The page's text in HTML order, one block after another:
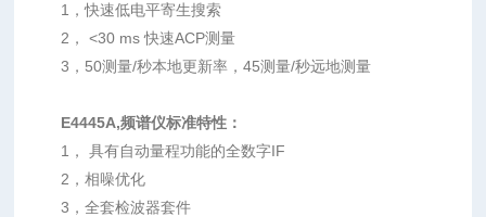
1，快速低电平寄生搜索
2， <30 ms 快速ACP测量
3，50测量/秒本地更新率，45测量/秒远地测量
E4445A,频谱仪标准特性：
1， 具有自动量程功能的全数字IF
2，相噪优化
3，全套检波器套件